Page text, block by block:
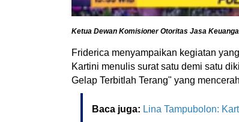
Ketua Dewan Komisioner Otoritas Jasa
Friderica menyampaikan kegiatan
Kartini menulis surat satu demi satu
Gelap Terbitlah Terang" yang
Baca juga: Lina Tampubolon: